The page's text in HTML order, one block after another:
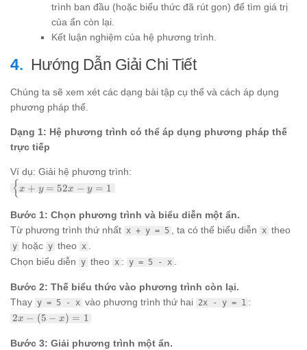
trình ban đầu (hoặc biểu thức đã rút gọn) để tìm giá trị
của ẩn còn lại.
Kết luận nghiệm của hệ phương trình.
Hướng Dẫn Giải Chi Tiết
Chúng ta sẽ xem xét các dạng bài tập cụ thể và cách áp dụng
phương pháp thế.
Dạng 1: Hệ phương trình có thể áp dụng phương pháp thế
trực tiếp
Ví dụ: Giải hệ phương trình:
\begin{cases}
x + y = 5 2x -
y = 1
\end{cases}
{ x + y = 52x − y = 1
Bước 1: Chọn phương trình và biểu diễn một ẩn.
Từ phương trình thứ nhất x + y = 5 , ta có thể biểu diễn x theo
y hoặc y theo x
Chọn biểu diễn y theo x : y = 5 - x
Bước 2: Thế biểu thức vào phương trình còn lại.
Thay y = 5 - x vào phương trình thứ hai 2x - y = 1 :
2x
(5
2x − (5 − x) = 1
Bước 3: Giải phương trình một ẩn.